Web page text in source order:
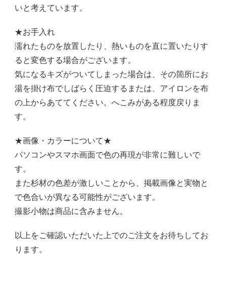
いと考えています。
★お手入れ
濡れたものを放置したり、熱いものを直に置いたりす
ると変色する場合がございます。
気になるキズがついてしまった場合は、その箇所にお
湯を掛け布でしばらく圧迫するまたは、アイロンを布
の上からあててください。へこみがある程度戻りま
す。
★画像・カラーについて★
パソコンやスマホ画面で色の再現が非常に難しいで
す。
また杉材の色差が激しいことから、掲載画像と実物と
で色合いが異なる可能性がございます。
撮影小物は商品に含みません。
以上をご確認いただいた上でのご注文をお待ちしてお
ります。